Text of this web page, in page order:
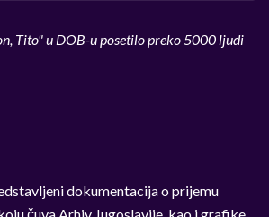
Tito" u DOB-u posetilo preko 5000 ljudi
dokumentacija o prijemu